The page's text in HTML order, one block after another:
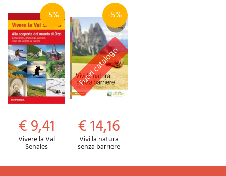
-5%
€ 9,41
Vivere la Val
Senales
-5%
€ 14,16
Vivi la natura
senza barriere